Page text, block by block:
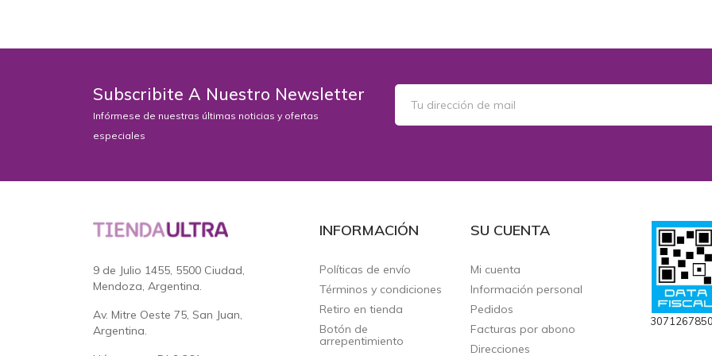
Subscribite A Nuestro Newsletter
Infórmese de nuestras últimas noticias y ofertas
especiales
9 de Julio 1455, 5500 Ciudad,
Mendoza, Argentina.
Av. Mitre Oeste 75, San Juan,
Argentina.
INFORMACIÓN
Políticas de envío
Términos y condiciones
Retiro en tienda
Botón de
arrepentimiento
SU CUENTA
Mi cuenta
Información personal
Pedidos
Facturas por abono
Direcciones